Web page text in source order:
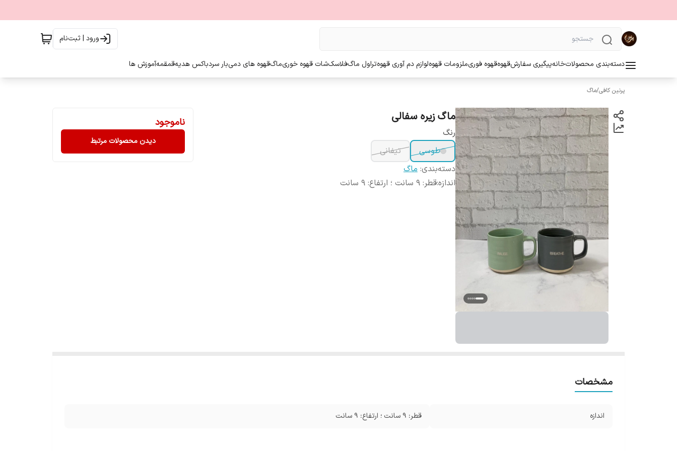
ورود | ثبت‌نام
دسته‌بندی محصولاتخانهپیگیری سفارشقهوهقهوه فوریملزومات قهوهلوازم دم آوری قهوهتراول ماگفلاسکشات قهوه خوریماگقهوه های دمیبار سردباکس هدیهقمقمهآموزش ها
پرنین کافی/ماگ
ماگ زیره سفالی
رنگ
طوسی
تیفانی
دسته‌بندی: ماگ
اندازه:قطر: 9 سانت ؛ ارتفاع: 9 سانت
ناموجود
دیدن محصولات مرتبط
مشخصات
اندازه قطر: 9 سانت ؛ ارتفاع: 9 سانت